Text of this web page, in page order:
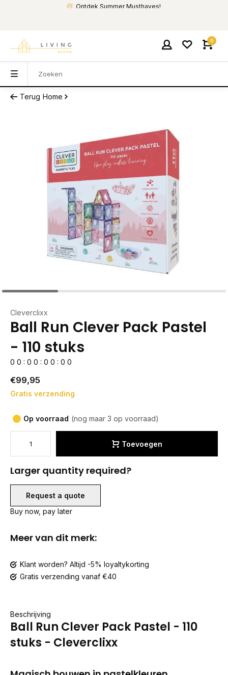
Ontdek Summer Musthaves!
0
Terug Home
Cleverclixx
Ball Run Clever Pack Pastel
- 110 stuks
0 0 : 0 0 : 0 0 : 0 0
€99,95
Gratis verzending
Op voorraad (nog maar 3 op voorraad)
Toevoegen
Larger quantity required?
Request a quote
Buy now, pay later
Meer van dit merk:
Klant worden? Altijd -5% loyaltykorting
Gratis verzending vanaf €40
Beschrijving
Ball Run Clever Pack Pastel - 110
stuks - Cleverclixx